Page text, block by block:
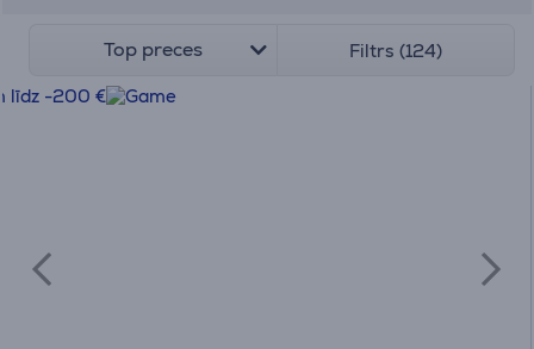
kafijas automātu, kas kļūs par neatņemamu tavas
ikdienas sastāvdaļu un ļaus tev baudīt izcilu kafiju katru
dienu. Šeit tu noteikti atradīsi to, kas atbilst taviem
kafijas paradumiem un gaumei.
Top preces Filtrs (124)